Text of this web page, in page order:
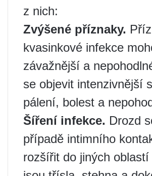
z nich:
Zvýšené příznaky.
kvasinkové infekce
závažnější a
se objevit intenzivnější
pálení, bolest a
Šíření infekce. Drozd
případě intimního
rozšířit do jiných